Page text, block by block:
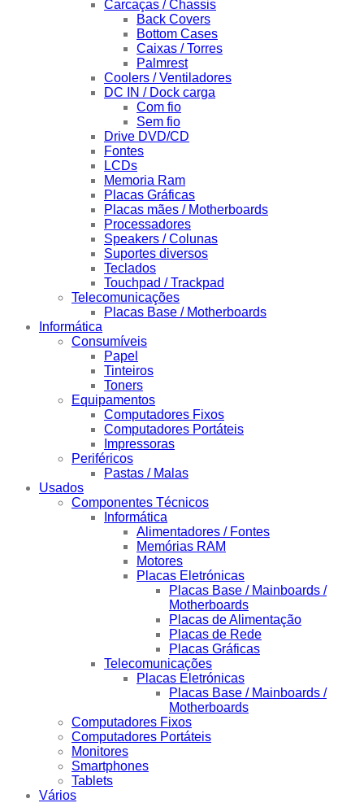
Carcaças / Chassis
Back Covers
Bottom Cases
Caixas / Torres
Palmrest
Coolers / Ventiladores
DC IN / Dock carga
Com fio
Sem fio
Drive DVD/CD
Fontes
LCDs
Memoria Ram
Placas Gráficas
Placas mães / Motherboards
Processadores
Speakers / Colunas
Suportes diversos
Teclados
Touchpad / Trackpad
Telecomunicações
Placas Base / Motherboards
Informática
Consumíveis
Papel
Tinteiros
Toners
Equipamentos
Computadores Fixos
Computadores Portáteis
Impressoras
Periféricos
Pastas / Malas
Usados
Componentes Técnicos
Informática
Alimentadores / Fontes
Memórias RAM
Motores
Placas Eletrónicas
Placas Base / Mainboards /
Motherboards
Placas de Alimentação
Placas de Rede
Placas Gráficas
Telecomunicações
Placas Eletrónicas
Placas Base / Mainboards /
Motherboards
Computadores Fixos
Computadores Portáteis
Monitores
Smartphones
Tablets
Vários